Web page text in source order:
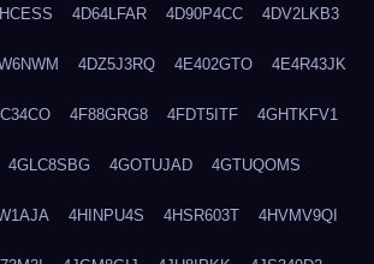
4D64LFAR 4D90P4CC 4DV2LKB3
4DZ5J3RQ 4E402GTO 4E4R43JK
4F88GRG8 4FDT5ITF 4GHTKFV1
4GLC8SBG 4GOTUJAD 4GTUQOMS
4HINPU4S 4HSR603T 4HVMV9QI